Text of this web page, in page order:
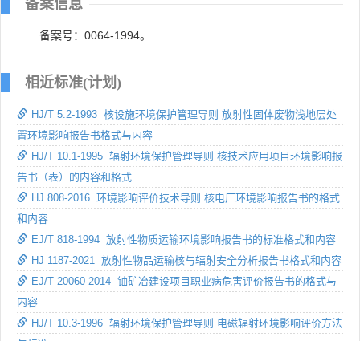
备案信息
备案号：0064-1994。
相近标准(计划)
HJ/T 5.2-1993 核设施环境保护管理导则 放射性固体废物浅地层处
置环境影响报告书格式与内容
HJ/T 10.1-1995 辐射环境保护管理导则 核技术应用项目环境影响报
告书（表）的内容和格式
HJ 808-2016 环境影响评价技术导则 核电厂环境影响报告书的格式
和内容
EJ/T 818-1994 放射性物质运输环境影响报告书的标准格式和内容
HJ 1187-2021 放射性物品运输核与辐射安全分析报告书格式和内容
EJ/T 20060-2014 铀矿冶建设项目职业病危害评价报告书的格式与
内容
HJ/T 10.3-1996 辐射环境保护管理导则 电磁辐射环境影响评价方法